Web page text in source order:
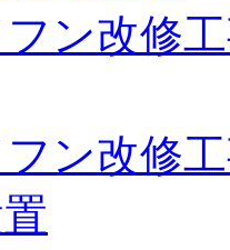
ン改修
ン改修